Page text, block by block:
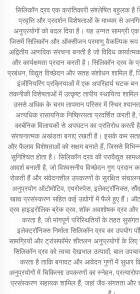
सिलिकॉन द्रव एक क्रांतिकारी संश्लेषित बहुलक है
प्रवृत्ति और प्रदर्शन विशेषताओं के माध्यम से
अनुप्रयोगों को बदल दिया है। यह उन्नत सामग्री
जिसमें सिलिकॉन और ऑक्सीजन परमाणु वैकल्पिक रूप
अद्वितीय आणविक संरचना बनती है जो विविध
और कार्यक्षमता प्रदान करती है। सिलिकॉन द्रव के
प्रबंधन, विद्युत विच्छेदन और सतह संशोधन शामिल हैं,
इंजीनियरिंग प्रक्रियाओं में एक अपरिहार्य घटक
तकनीकी विशेषताओं में उत्कृष्ट तापीय स्थायित्व
उससे अधिक के चरम तापमान परिसर में स्थिर
अत्यधिक रासायनिक निष्क्रियता प्रदर्शित करती
कार्बनिक विलायकों से अपघटन का प्रतिरोध
संरचनात्मक अखंडता बनाए रखती है। इसके कम
और फैलाव विशेषताओं को सक्षम बनाते हैं, जिससे
सुनिश्चित होता है। सिलिकॉन द्रव की परावैद्युत
आदर्श बनाती है, जो विश्वसनीय विच्छेदन गुण प्रदान
रोकती हैं और संवेदनशील उपकरणों के सुरक्षित
अनुप्रयोग ऑटोमोटिव, एयरोस्पेस, इलेक्ट्रॉनिक्स,
खाद्य प्रसंस्करण सहित कई उद्योगों में फैले हुए हैं।
द्रव हाइड्रोलिक ब्रेक द्रव, शॉक अवशोषक द्रव
करता है, जो मांगपूर्ण परिस्थितियों के तहत
इलेक्ट्रॉनिक्स निर्माता सिलिकॉन द्रव का उपयोग
सामग्रियों और ट्रांसफॉर्मर शीतलन अनुप्रयोगों के
सिलिकॉन द्रव को त्वचा देखभाल उत्पादों, बाल
करता है ताकि बनावट और आवेदन गुणों में सुधार
अनुप्रयोगों में चिकित्सा उपकरणों का स्नेहन,
प्रसंस्करण सहायक शामिल हैं, जहां जैव-संगतता और